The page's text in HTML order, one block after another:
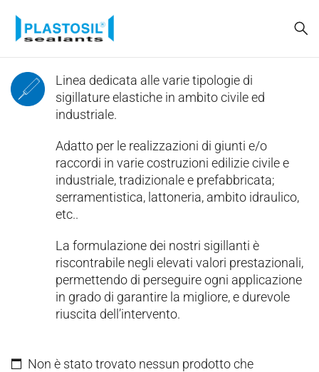
Linea dedicata alle varie tipologie di
sigillature elastiche in ambito civile ed
industriale.
Adatto per le realizzazioni di giunti e/o
raccordi in varie costruzioni edilizie civile e
industriale, tradizionale e prefabbricata;
serramentistica, lattoneria, ambito idraulico,
etc..
La formulazione dei nostri sigillanti è
riscontrabile negli elevati valori prestazionali,
permettendo di perseguire ogni applicazione
in grado di garantire la migliore, e durevole
riuscita dell’intervento.
Non è stato trovato nessun prodotto che